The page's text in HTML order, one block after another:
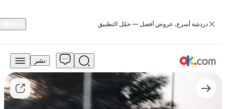
‏دردشة أسرع، عروض أفضل — حمّل التطبيق
11,000
للبيع
رينو
نشر